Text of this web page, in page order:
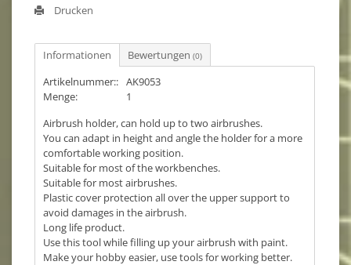
Drucken
Informationen Bewertungen (0)
Artikelnummer:: AK9053
Menge:
1
Airbrush holder, can hold up to two airbrushes.
You can adapt in height and angle the holder for a more
comfortable working position.
Suitable for most of the workbenches.
Suitable for most airbrushes.
Plastic cover protection all over the upper support to
avoid damages in the airbrush.
Long life product.
Use this tool while filling up your airbrush with paint.
Make your hobby easier, use tools for working better.